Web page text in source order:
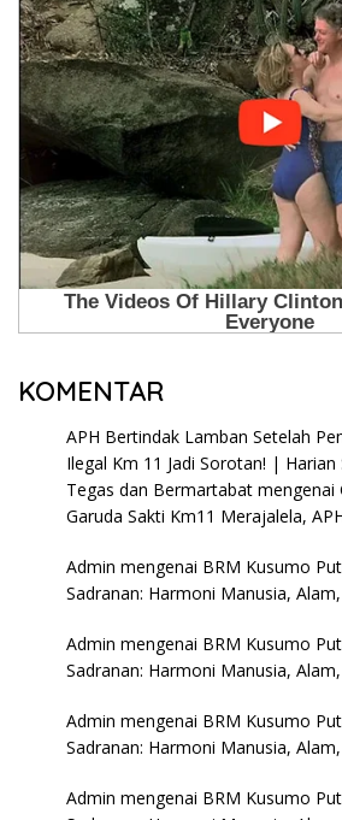
KOMENTAR
APH Bertindak Lamban Setelah
Ilegal Km 11 Jadi Sorotan! | Harian
Tegas dan Bermartabat mengenai
Garuda Sakti Km11 Merajalela,
Admin mengenai BRM Kusumo
Sadranan: Harmoni Manusia,
Admin mengenai BRM Kusumo
Sadranan: Harmoni Manusia,
Admin mengenai BRM Kusumo
Sadranan: Harmoni Manusia,
Admin mengenai BRM Kusumo